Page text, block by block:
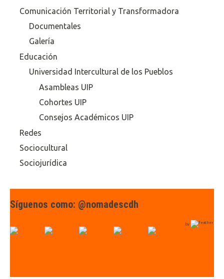
Comunicación Territorial y Transformadora
Documentales
Galería
Educación
Universidad Intercultural de los Pueblos
Asambleas UIP
Cohortes UIP
Consejos Académicos UIP
Redes
Sociocultural
Sociojurídica
Síguenos como: @nomadescdh
by